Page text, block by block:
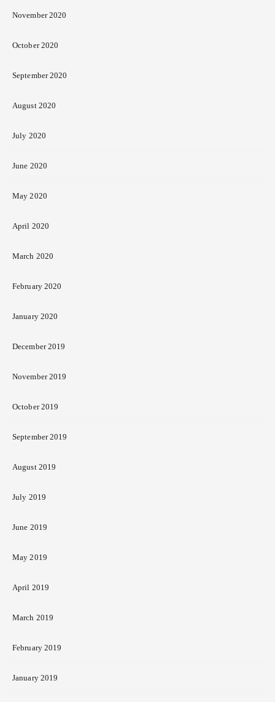
November 2020
October 2020
September 2020
August 2020
July 2020
June 2020
May 2020
April 2020
March 2020
February 2020
January 2020
December 2019
November 2019
October 2019
September 2019
August 2019
July 2019
June 2019
May 2019
April 2019
March 2019
February 2019
January 2019